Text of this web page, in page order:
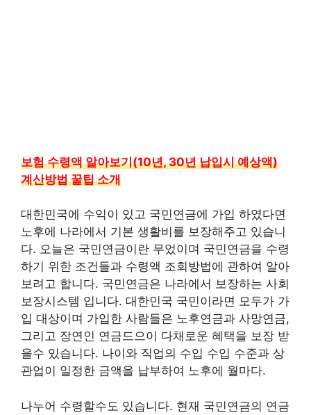
보험 수령액 알아보기(10년, 30년 납입시 예상액)
계산방법 꿀팁 소개
대한민국에 수익이 있고 국민연금에 가입 하였다면
노후에 나라에서 기본 생활비를 보장해주고 있습니
다. 오늘은 국민연금이란 무었이며 국민연금을 수령
하기 위한 조건들과 수령액 조회방법에 관하여 알아
보려고 합니다. 국민연금은 나라에서 보장하는 사회
보장시스템 입니다. 대한민국 국민이라면 모두가 가
입 대상이며 가입한 사람들은 노후연금과 사망연금,
그리고 장연인 연금드으이 다채로운 혜택을 보장 받
을수 있습니다. 나이와 직업의 수입 수입 수준과 상
관업이 일정한 금액을 납부하여 노후에 월마다.
나누어 수령할수도 있습니다. 현재 국민연금의 연금